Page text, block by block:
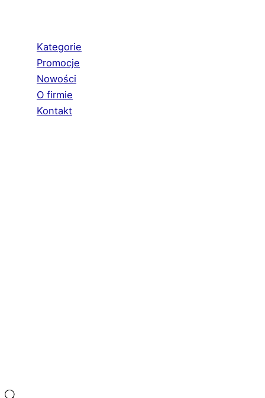
Kategorie
Promocje
Nowości
O firmie
Kontakt